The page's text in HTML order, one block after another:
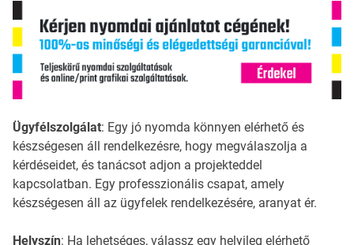
Ügyfélszolgálat: Egy jó nyomda könnyen elérhető és
készségesen áll rendelkezésre, hogy megválaszolja a
kérdéseidet, és tanácsot adjon a projekteddel
kapcsolatban. Egy professzionális csapat, amely
készségesen áll az ügyfelek rendelkezésére, aranyat ér.
Helyszín: Ha lehetséges, válassz egy helyileg elérhető